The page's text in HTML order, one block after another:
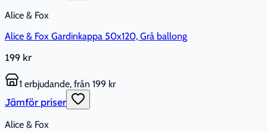
Alice & Fox
Alice & Fox Gardinkappa 50x120, Grå ballong
199 kr
1 erbjudande, från 199 kr
Jämför priser
Alice & Fox